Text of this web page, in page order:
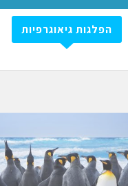
הפלגות גיאוגרפיות